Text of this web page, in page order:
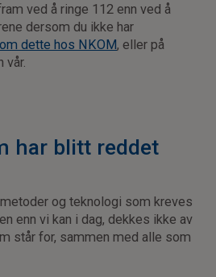
ved å ringe 112 enn ved å
dersom du ikke har
dette hos NKOM, eller på
vår.
har blitt reddet
og teknologi som kreves
enn vi kan i dag, dekkes ikke av
står for, sammen med alle som